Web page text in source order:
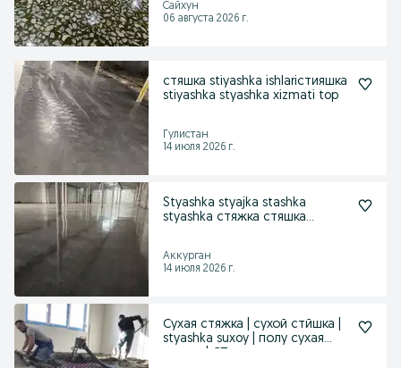
Сайхун
06 августа 2026 г.
стяшка stiyashka ishlariстияшка
stiyashka styashka xizmati top
Гулистан
14 июля 2026 г.
Styashka styajka stashka
styashka стяжка стяшка
Аккурган
14 июля 2026 г.
Сухая стяжка | сухой стйшка |
styashka suxoy | полу сухая